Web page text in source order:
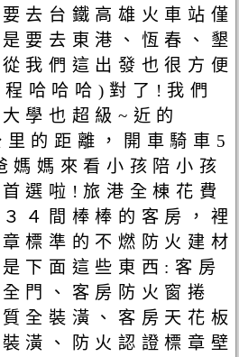
去台鐵高雄火車站僅
要去東港、恆春、墾
我們這出發也很方便
哈哈哈)對了!我們
學也超級~近的
的距離，開車騎車5
媽媽來看小孩陪小孩
選啦!旅港全棟花費
４間棒棒的客房，裡
標準的不燃防火建材
下面這些東西:客房
門、客房防火窗捲
全裝潢、客房天花板
潢、防火認證標章壁